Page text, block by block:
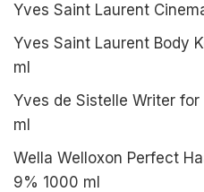
Yves Saint Laurent
Yves Saint Laurent Body
ml
Yves de Sistelle Writer
ml
Wella Welloxon Perfect
9% 1000 ml